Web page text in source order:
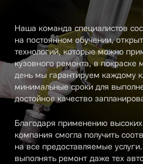
Наша команда специалистов
на постоянном обучении,
технологий, которые можно
кузовного ремонта, в
день мы гарантируем каждому
минимальные сроки для
достойное качество
Благодаря применению
компания смогла получить
на все предоставляемые
выполнять ремонт даже тех